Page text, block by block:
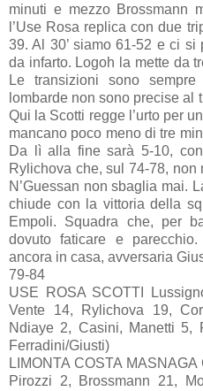
minuti e mezzo Brossmann
l’Use Rosa replica con due
39. Al 30’ siamo 61-52 e ci si
da infarto. Logoh la mette da
Le transizioni sono
lombarde non sono precise al
Qui la Scotti regge l’urto per
mancano poco meno di tre
Da lì alla fine sarà 5-10,
Rylichova che, sul 74-78,
N’Guessan non sbaglia mai.
chiude con la vittoria della
Empoli. Squadra che, per
dovuto faticare e
ancora in casa, avversaria
79-84
USE ROSA SCOTTI
Vente 14, Rylichova 19,
Ndiaye 2, Casini, Manetti 5,
Ferradini/Giusti)
LIMONTA COSTA
Pirozzi 2, Brossmann 21,